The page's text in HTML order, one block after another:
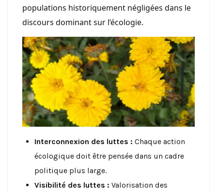
populations historiquement négligées dans le
discours dominant sur l’écologie.
Interconnexion des luttes : Chaque action
écologique doit être pensée dans un cadre
politique plus large.
Visibilité des luttes : Valorisation des